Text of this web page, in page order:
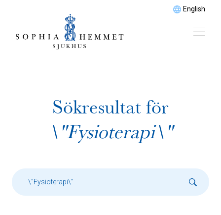
English
Sökresultat för
\"Fysioterapi\"